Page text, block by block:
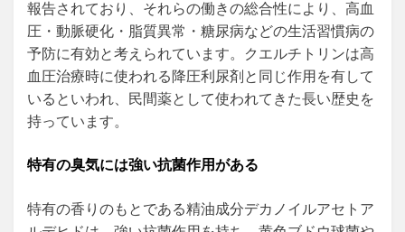
報告されており、それらの働きの総合性により、高血
圧・動脈硬化・脂質異常・糖尿病などの生活習慣病の
予防に有効と考えられています。クエルチトリンは高
血圧治療時に使われる降圧利尿剤と同じ作用を有して
いるといわれ、民間薬として使われてきた長い歴史を
持っています。
特有の臭気には強い抗菌作用がある
特有の香りのもとである精油成分デカノイルアセトア